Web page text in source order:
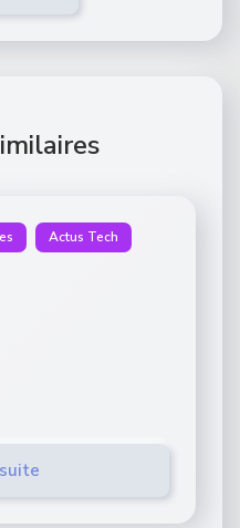
Actus Tech